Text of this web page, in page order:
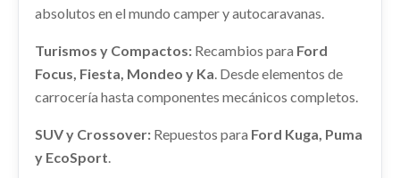
Ref: 2292433 OEM: PE1C1R24630AB
88,22 €
MANGUETA DELANTERA IZQUIERDA usado.
FORD C-MAX TREND
FORD C-MAX TREND
Consultar
AMORTIGUADOR DELANTERO DERECHO
AMORTIGUADOR DELANTERO DERECHO usado.
FORD C-MAX TREND
absolutos en el mundo camper y autocaravanas.
Turismos y Compactos: Recambios para Ford
Focus, Fiesta, Mondeo y Ka. Desde elementos de
carrocería hasta componentes mecánicos completos.
SUV y Crossover: Repuestos para Ford Kuga, Puma
y EcoSport.